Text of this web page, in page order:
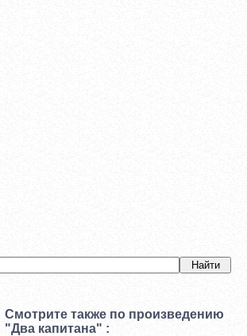
Смотрите также по произведению
"Два капитана" :